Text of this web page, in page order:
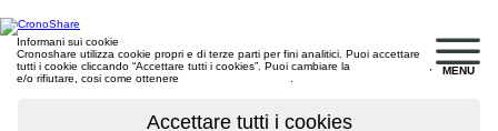
MENU
Informani sui cookie
Cronoshare utilizza cookie propri e di terze parti per fini analitici. Puoi accettare
tutti i cookie cliccando “Accettare tutti i cookies”. Puoi cambiare la
e/o rifiutare, cosi come ottenere